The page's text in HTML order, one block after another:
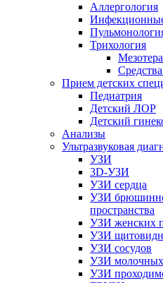
Аллергология
Трихология
Прием детских
Педиатрия
Детский ЛОР
Детский
Анализы
Ультразвуковая
УЗИ
3D-УЗИ
УЗИ сердца
УЗИ
пространства
УЗИ женских
УЗИ
УЗИ сосудов
УЗИ молочных
УЗИ